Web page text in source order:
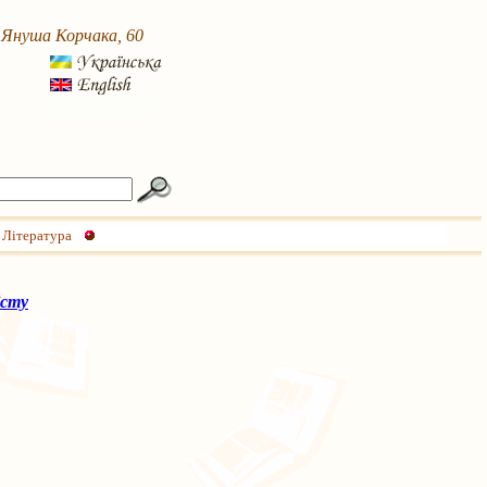
Януша Корчака, 60
Література